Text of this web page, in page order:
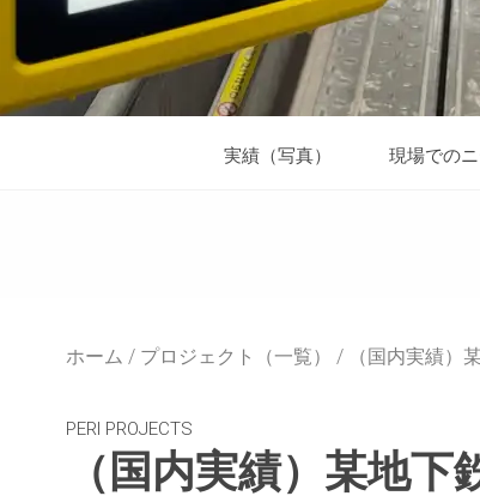
実績（写真） 現場での
ホーム プロジェクト（一覧） （国内実績）
PERI PROJECTS
（国内実績）某地